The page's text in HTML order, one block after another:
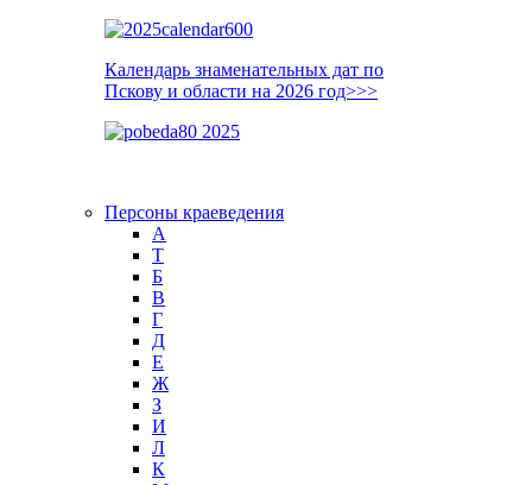
Календарь знаменательных дат по
Пскову и области на 2026 год>>>
Персоны краеведения
А
T
Б
В
Г
Д
Е
Ж
З
И
Л
К